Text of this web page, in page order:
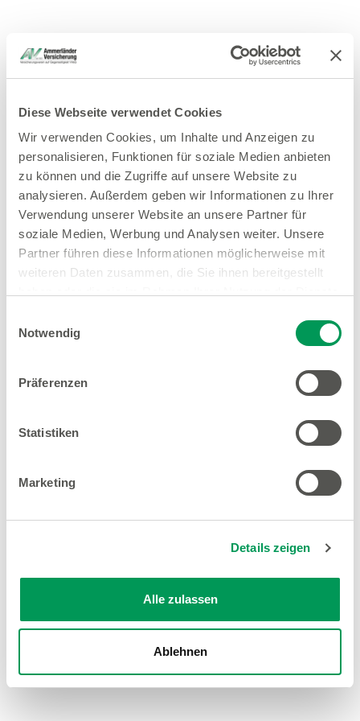
Diese Webseite verwendet Cookies
Wir verwenden Cookies, um Inhalte und Anzeigen zu
personalisieren, Funktionen für soziale Medien anbieten
zu können und die Zugriffe auf unsere Website zu
analysieren. Außerdem geben wir Informationen zu Ihrer
Verwendung unserer Website an unsere Partner für
soziale Medien, Werbung und Analysen weiter. Unsere
Partner führen diese Informationen möglicherweise mit
weiteren Daten zusammen, die Sie ihnen bereitgestellt
Notwendig
Präferenzen
Statistiken
Marketing
Details zeigen
Alle zulassen
Ablehnen